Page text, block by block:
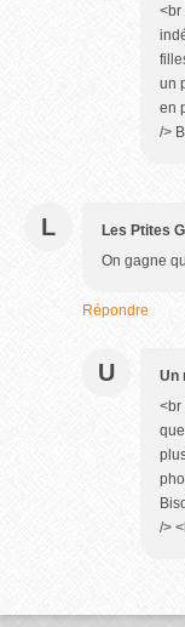
<br
un
en
/>
L Les Ptites
On gagne
Répondre
U Un
<br
/>